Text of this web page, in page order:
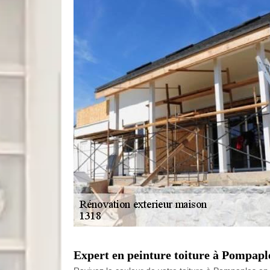
Expert en peinture toiture à